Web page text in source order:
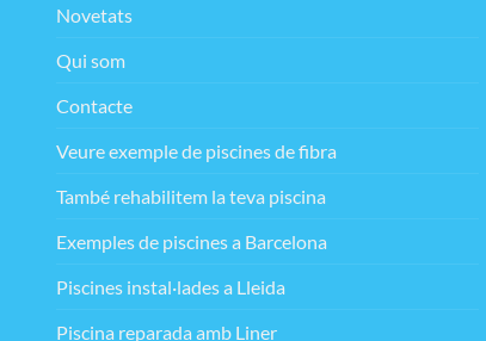
Novetats
Qui som
Contacte
Veure exemple de piscines de fibra
També rehabilitem la teva piscina
Exemples de piscines a Barcelona
Piscines instal·lades a Lleida
Piscina reparada amb Liner